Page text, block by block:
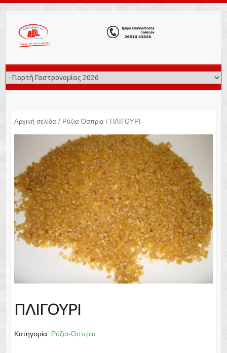
Αρχική σελίδα / Ρύζια-Όσπρια / ΠΛΙΓΟΥΡΙ
ΠΛΙΓΟΥΡΙ
Κατηγορία: Ρύζια-Όσπρια